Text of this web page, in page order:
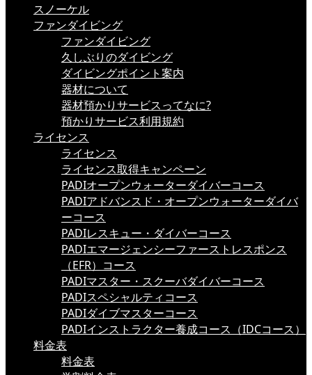
スノーケル
ファンダイビング
ファンダイビング
久しぶりのダイビング
ダイビングポイント案内
器材について
器材預かりサービスってなに?
預かりサービス利用規約
ライセンス
ライセンス
ライセンス取得キャンペーン
PADIオープンウォーターダイバーコース
PADIアドバンスド・オープンウォーターダイバ
ーコース
PADIレスキュー・ダイバーコース
PADIエマージェンシーファーストレスポンス
（EFR）コース
PADIマスター・スクーバダイバーコース
PADIスペシャルティコース
PADIダイブマスターコース
PADIインストラクター養成コース（IDCコース）
料金表
料金表